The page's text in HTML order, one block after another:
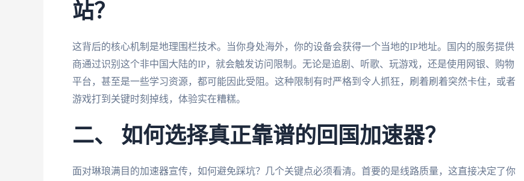
站？
这背后的核心机制是地理围栏技术。当你身处海外，你的设备会获得一个当地的IP地址。国内的服务提供
商通过识别这个非中国大陆的IP，就会触发访问限制。无论是追剧、听歌、玩游戏，还是使用网银、购物
平台，甚至是一些学习资源，都可能因此受阻。这种限制有时严格到令人抓狂，刷着刷着突然卡住，或者
游戏打到关键时刻掉线，体验实在糟糕。
二、 如何选择真正靠谱的回国加速器？
面对琳琅满目的加速器宣传，如何避免踩坑？几个关键点必须看清。首要的是线路质量，这直接决定了你